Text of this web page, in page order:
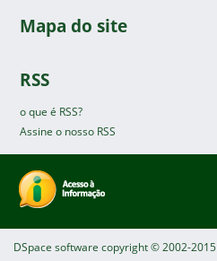
Mapa do site
RSS
o que é RSS?
Assine o nosso RSS
DSpace software copyright © 2002-2015